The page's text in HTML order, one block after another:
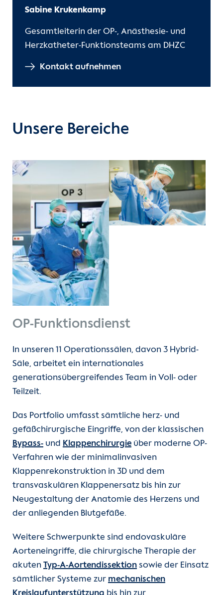
Sabine Krukenkamp
Gesamtleiterin der OP-, Anästhesie- und
Herzkatheter-Funktionsteams am DHZC
Kontakt aufnehmen
Unsere Bereiche
OP-Funktionsdienst
In unseren 11 Operationssälen, davon 3 Hybrid-
Säle, arbeitet ein internationales
generationsübergreifendes Team in Voll- oder
Teilzeit.
Das Portfolio umfasst sämtliche herz- und
gefäßchirurgische Eingriffe, von der klassischen
Bypass- und Klappenchirurgie über moderne OP-
Verfahren wie der minimalinvasiven
Klappenrekonstruktion in 3D und dem
transvaskulären Klappenersatz bis hin zur
Neugestaltung der Anatomie des Herzens und
der anliegenden Blutgefäße.
Weitere Schwerpunkte sind endovaskuläre
Aorteneingriffe, die chirurgische Therapie der
akuten Typ-A-Aortendissektion sowie der Einsatz
sämtlicher Systeme zur mechanischen
Kreislaufunterstützung bis hin zur